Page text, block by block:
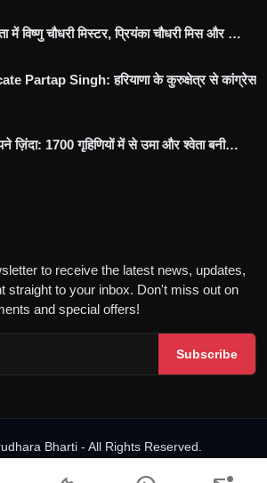
में विष्णु चौधरी मिस्टर, प्रियंका चौधरी मिस और …
Partap Singh: हरियाणा के कुरुक्षेत्र से कांग्रेस
ज़िंदा: 1700 गृहिणियों में से उमा और श्वेता बनी…
to receive the latest news, updates,
straight to your inbox. Don't miss out on
and special offers!
Subscribe
Bharti - All Rights Reserved.